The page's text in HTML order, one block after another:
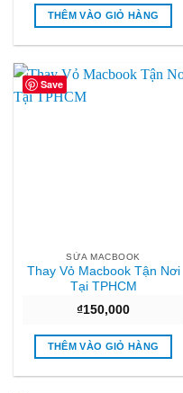
THÊM VÀO GIỎ HÀNG
Save
SỬA MACBOOK
Thay Vỏ Macbook Tận Nơi
Tại TPHCM
₫150,000
THÊM VÀO GIỎ HÀNG